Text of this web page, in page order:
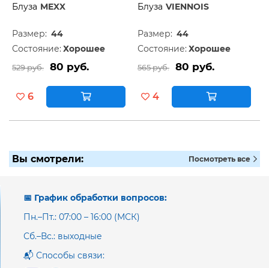
Блуза MEXX
Размер: 44
Состояние: Хорошее
529 руб. 80 руб.
6
Блуза VIENNOIS
Размер: 44
Состояние: Хорошее
565 руб. 80 руб.
4
Вы смотрели: Посмотреть все
📅 График обработки вопросов:
Пн.–Пт.: 07:00 – 16:00 (МСК)
Сб.–Вс.: выходные
📬 Способы связи: